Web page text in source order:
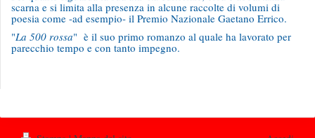
scarna e si limita alla presenza in alcune raccolte di volumi di
poesia come -ad esempio- il Premio Nazionale Gaetano Errico.
"La 500 rossa" è il suo primo romanzo al quale ha lavorato per
parecchio tempo e con tanto impegno.